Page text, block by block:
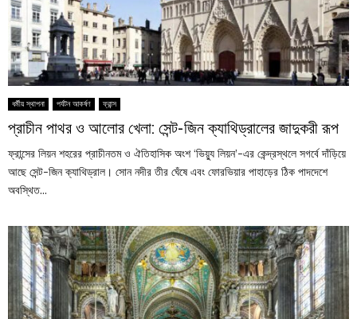
ধর্মীয় স্থাপনা পর্যটন আকর্ষণ ফ্রান্স
প্রাচীন পাথর ও আলোর খেলা: সেন্ট-জিন ক্যাথিড্রালের জাদুকরী রূপ
ফ্রান্সের লিয়ন শহরের প্রাচীনতম ও ঐতিহাসিক অংশ ‘ভিয়্যু লিয়ন’-এর কেন্দ্রস্থলে সগর্বে দাঁড়িয়ে
আছে সেন্ট-জিন ক্যাথিড্রাল। সোন নদীর তীর ঘেঁষে এবং ফোরভিয়ার পাহাড়ের ঠিক পাদদেশে
অবস্থিত...